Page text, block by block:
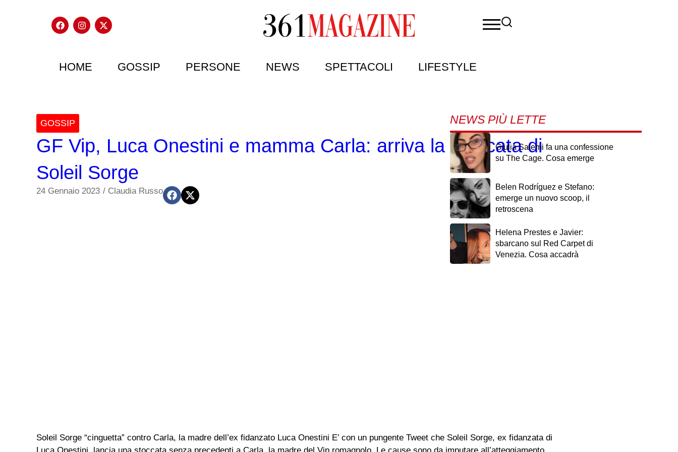
HOME GOSSIP PERSONE NEWS SPETTACOLI LIFESTYLE
GOSSIP
GF Vip, Luca Onestini e mamma Carla: arriva la stoccata di
Soleil Sorge
24 Gennaio 2023 / Claudia Russo
Soleil Sorge “cinguetta” contro Carla, la madre dell’ex fidanzato Luca Onestini E’ con un pungente Tweet che Soleil Sorge, ex fidanzata di
NEWS PIÙ LETTE
Giulia Salemi fa una confessione
su The Cage. Cosa emerge
Belen Rodríguez e Stefano:
emerge un nuovo scoop, il
retroscena
Helena Prestes e Javier:
sbarcano sul Red Carpet di
Venezia. Cosa accadrà